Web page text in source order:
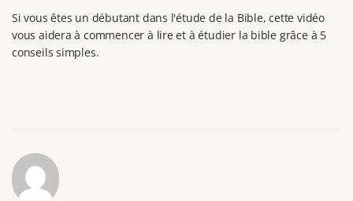
Si vous êtes un débutant dans l'étude de la Bible, cette vidéo
vous aidera à commencer à lire et à étudier la bible grâce à 5
conseils simples.